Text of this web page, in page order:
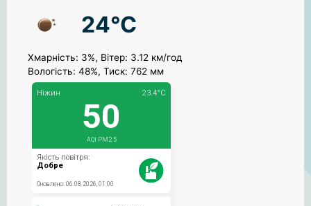
24°C
Хмарність: 3%, Вітер: 3.12 км/год
Вологість: 48%, Тиск: 762 мм